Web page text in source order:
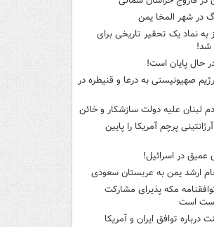
در شهر المخا یمن
به نماد یک تحقیر تاریخی برای
شد!
حال پایان است!
رژیم صهیونیستی به درعا و قنیطره در
لبنان علیه دولت سازشکار و خائن
پرچم آمریکا را پایین
در اسرائیل!
ارشد یمن به عربستان سعودی
مکه پذیرای مشارکت
است
درباره توافق ایران و آمریکا